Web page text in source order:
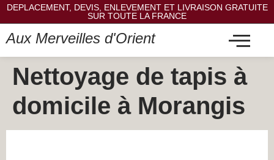
DEPLACEMENT, DEVIS, ENLEVEMENT ET LIVRAISON GRATUITE
SUR TOUTE LA FRANCE
Aux Merveilles d'Orient
Nettoyage de tapis à
domicile à Morangis